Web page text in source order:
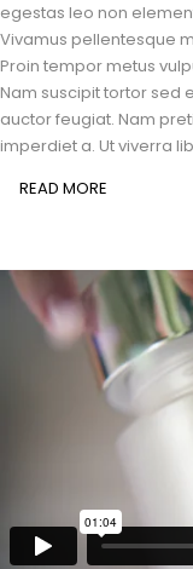
egestas leo non
Vivamus pellentesque
Proin tempor metus
Nam suscipit tortor sed
auctor feugiat. Nam
imperdiet a. Ut viverra
READ MORE